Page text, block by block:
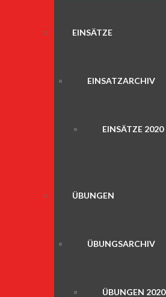
EINSÄTZE
EINSATZARCHIV
EINSÄTZE 2020
ÜBUNGEN
ÜBUNGSARCHIV
ÜBUNGEN 2020